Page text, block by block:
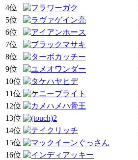
4位
5位
6位
7位
8位
9位
10位
11位
12位
13位
14位
15位
16位